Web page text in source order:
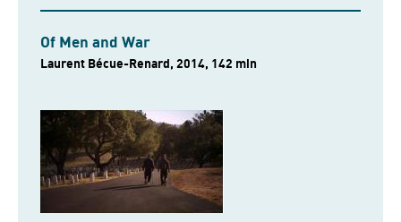
Of Men and War
Laurent Bécue-Renard, 2014, 142 min